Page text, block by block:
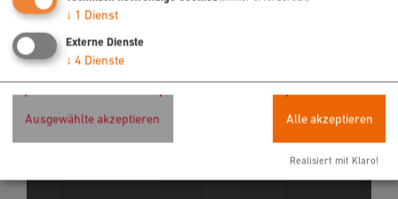
↓ 1 Dienst
Externe Dienste
↓ 4 Dienste
Ausgewählte akzeptieren Alle akzeptieren
Realisiert mit Klaro!